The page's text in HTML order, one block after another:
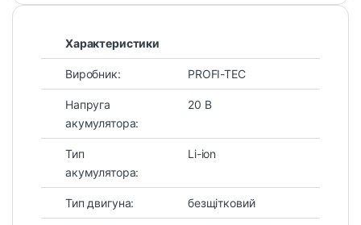
Характеристики
Виробник: PROFI-TEC
Напруга
акумулятора:
20 В
Тип
акумулятора:
Li-ion
Тип двигуна: безщітковий